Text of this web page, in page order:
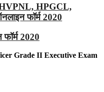
HVPNL, HPGCL,
फॉर्म 2020
2020
Grade II Executive Exam